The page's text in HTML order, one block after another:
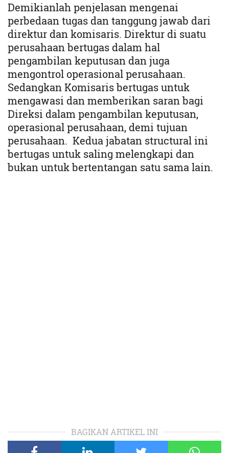
Demikianlah penjelasan mengenai
perbedaan tugas dan tanggung jawab dari
direktur dan komisaris. Direktur di suatu
perusahaan bertugas dalam hal
pengambilan keputusan dan juga
mengontrol operasional perusahaan.
Sedangkan Komisaris bertugas untuk
mengawasi dan memberikan saran bagi
Direksi dalam pengambilan keputusan,
operasional perusahaan, demi tujuan
perusahaan. Kedua jabatan structural ini
bertugas untuk saling melengkapi dan
bukan untuk bertentangan satu sama lain.
BAGIKAN ARTIKEL INI